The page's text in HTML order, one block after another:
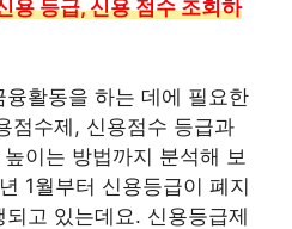
용 등급, 신용 점수 조회하
활동을 하는 데에 필요한
점수제, 신용점수 등급과
이는 방법까지 분석해 보
1월부터 신용등급이 폐지
고 있는데요. 신용등급제